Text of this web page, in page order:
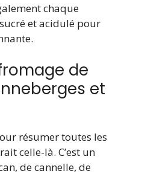
chaque
et acidulé pour
de
et
résumer toutes les
celle-là. C’est un
de cannelle, de